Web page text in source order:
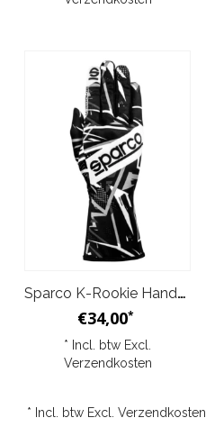
Sparco K-Rookie Handschoenen Zwart Wit Adult & Junior
€34,00*
* Incl. btw Excl.
Verzendkosten
* Incl. btw Excl. Verzendkosten